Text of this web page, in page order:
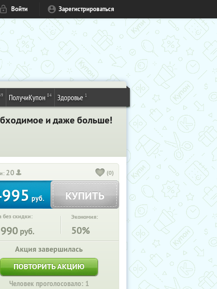
Войти Зарегистрироваться
ПолучиКупон 84 Здоровье 1
и даже больше!
20 (0)
руб. КУПИТЬ
без скидки:
руб.
Экономия:
50%
Акция завершилась
ПОВТОРИТЬ АКЦИЮ
Человек проголосовало: 1